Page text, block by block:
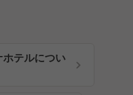
テルについ